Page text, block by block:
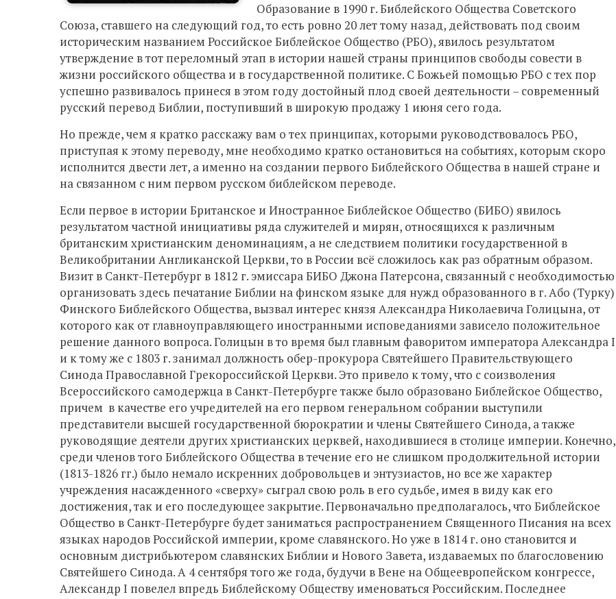
Образование в 1990 г. Библейского Общества Советского
Союза, ставшего на следующий год, то есть ровно 20 лет тому назад, действовать под своим
историческим названием Российское Библейское Общество (РБО), явилось результатом
утверждение в тот переломный этап в истории нашей страны принципов свободы совести в
жизни российского общества и в государственной политике. С Божьей помощью РБО с тех пор
успешно развивалось принеся в этом году достойный плод своей деятельности – современный
русский перевод Библии, поступивший в широкую продажу 1 июня сего года.
Но прежде, чем я кратко расскажу вам о тех принципах, которыми руководствовалось РБО,
приступая к этому переводу, мне необходимо кратко остановиться на событиях, которым скоро
исполнится двести лет, а именно на создании первого Библейского Общества в нашей стране и
на связанном с ним первом русском библейском переводе.
Если первое в истории Британское и Иностранное Библейское Общество (БИБО) явилось
результатом частной инициативы ряда служителей и мирян, относящихся к различным
британским христианским деноминациям, а не следствием политики государственной в
Великобритании Англиканской Церкви, то в России всё сложилось как раз обратным образом.
Визит в Санкт-Петербург в 1812 г. эмиссара БИБО Джона Патерсона, связанный с необходимостью
организовать здесь печатание Библии на финском языке для нужд образованного в г. Або (Турку)
Финского Библейского Общества, вызвал интерес князя Александра Николаевича Голицына, от
которого как от главноуправляющего иностранными исповеданиями зависело положительное
решение данного вопроса. Голицын в то время был главным фаворитом императора Александра I
и к тому же с 1803 г. занимал должность обер-прокурора Святейшего Правительствующего
Синода Православной Грекороссийской Церкви. Это привело к тому, что с соизволения
Всероссийского самодержца в Санкт-Петербурге также было образовано Библейское Общество,
причем в качестве его учредителей на его первом генеральном собрании выступили
представители высшей государственной бюрократии и члены Святейшего Синода, а также
руководящие деятели других христианских церквей, находившиеся в столице империи. Конечно,
среди членов того Библейского Общества в течение его не слишком продолжительной истории
(1813-1826 гг.) было немало искренних добровольцев и энтузиастов, но все же характер
учреждения насажденного «сверху» сыграл свою роль в его судьбе, имея в виду как его
достижения, так и его последующее закрытие. Первоначально предполагалось, что Библейское
Общество в Санкт-Петербурге будет заниматься распространением Священного Писания на всех
языках народов Российской империи, кроме славянского. Но уже в 1814 г. оно становится и
основным дистрибьютером славянских Библии и Нового Завета, издаваемых по благословению
Святейшего Синода. А 4 сентября того же года, будучи в Вене на Общеевропейском конгрессе,
Александр I повелел впредь Библейскому Обществу именоваться Российским. Последнее